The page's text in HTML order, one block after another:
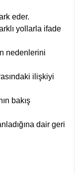
eder.
yollarla ifade
nedenlerini
ilişkiyi
bakış
dair geri